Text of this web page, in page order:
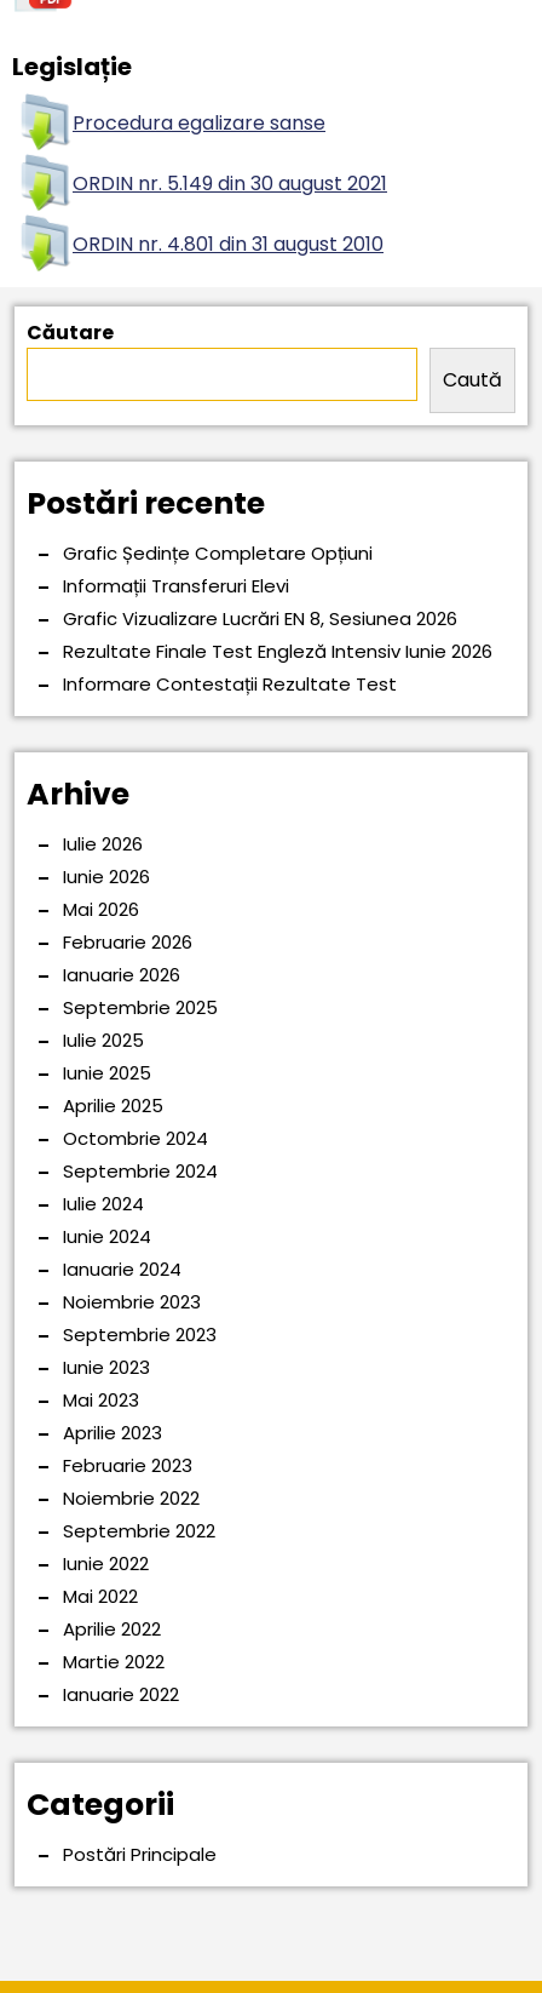
Legislație
Procedura egalizare sanse
ORDIN nr. 5.149 din 30 august 2021
ORDIN nr. 4.801 din 31 august 2010
Căutare
Caută
Postări recente
Grafic Ședințe Completare Opțiuni
Informații Transferuri Elevi
Grafic Vizualizare Lucrări EN 8, Sesiunea 2026
Rezultate Finale Test Engleză Intensiv Iunie 2026
Informare Contestații Rezultate Test
Arhive
Iulie 2026
Iunie 2026
Mai 2026
Februarie 2026
Ianuarie 2026
Septembrie 2025
Iulie 2025
Iunie 2025
Aprilie 2025
Octombrie 2024
Septembrie 2024
Iulie 2024
Iunie 2024
Ianuarie 2024
Noiembrie 2023
Septembrie 2023
Iunie 2023
Mai 2023
Aprilie 2023
Februarie 2023
Noiembrie 2022
Septembrie 2022
Iunie 2022
Mai 2022
Aprilie 2022
Martie 2022
Ianuarie 2022
Categorii
Postări Principale